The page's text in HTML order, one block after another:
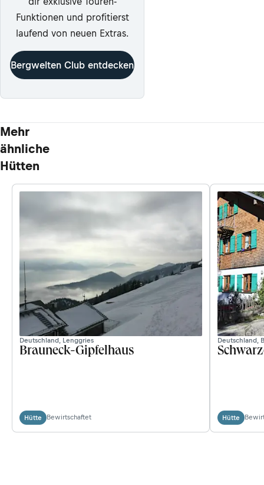
Funktionen und profitierst
laufend von neuen Extras.
Bergwelten Club entdecken
Mehr
ähnliche
Hütten
Deutschland, Lenggries
Brauneck-Gipfelhaus
Hütte Bewirtschaftet
Deutschland,
Hütte